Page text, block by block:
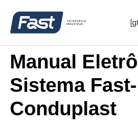
Manual
Sistema Fast-
Conduplast